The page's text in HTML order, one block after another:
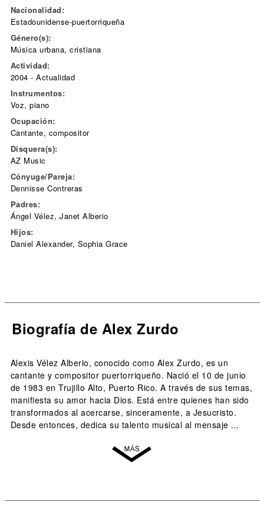
Nacionalidad:
Estadounidense-puertorriqueña
Género(s):
Música urbana, cristiana
Actividad:
2004 - Actualidad
Instrumentos:
Voz, piano
Ocupación:
Cantante, compositor
Disquera(s):
AZ Music
Cónyuge/Pareja:
Dennisse Contreras
Padres:
Ángel Vélez, Janet Alberio
Hijos:
Daniel Alexander, Sophia Grace
Biografía de Alex Zurdo
Alexis Vélez Alberio, conocido como Alex Zurdo, es un
cantante y compositor puertorriqueño. Nació el 10 de junio
de 1983 en Trujillo Alto, Puerto Rico. A través de sus temas,
manifiesta su amor hacia Dios. Está entre quienes han sido
transformados al acercarse, sinceramente, a Jesucristo.
Desde entonces, dedica su talento musical al mensaje ...